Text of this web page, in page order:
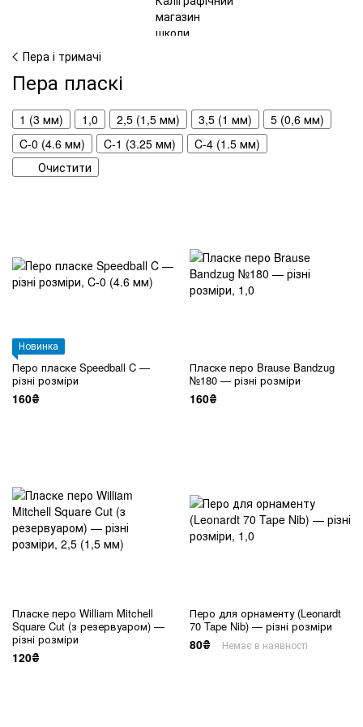
Пера і тримачі
Пера пласкі
1 (3 мм) 1,0 2,5 (1,5 мм) 3,5 (1 мм)
5 (0,6 мм)
C-0 (4.6 мм)
C-1 (3.25 мм)
C-4 (1.5 мм)
Очистити
Новинка
Перо пласке Speedball C —
різні розміри
160₴
Пласке перо Brause Bandzug
№180 — різні розміри
160₴
Пласке перо William Mitchell
Square Cut (з резервуаром) —
різні розміри
120₴
Перо для орнаменту (Leonardt
70 Tape Nib) — різні розміри
80₴ Немає в наявності